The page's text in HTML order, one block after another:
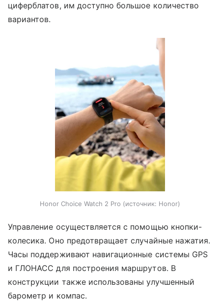
циферблатов, им доступно большое количество
вариантов.
Honor Choice Watch 2 Pro источник: Honor
Управление осуществляется с помощью кнопки-
колесика. Оно предотвращает случайные нажатия.
Часы поддерживают навигационные системы GPS
и ГЛОНАСС для построения маршрутов. В
конструкции также использованы улучшенный
барометр и компас.